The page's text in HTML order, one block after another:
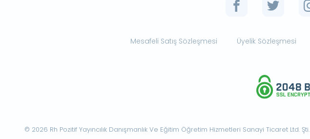
Mesafeli Satış Sözleşmesi Üyelik Sözleşmesi
© 2026 Rh Pozitif Yayıncılık Danışmanlık Ve Eğitim Öğretim Hizmetleri Sanayi Ticaret Ltd. Şti.